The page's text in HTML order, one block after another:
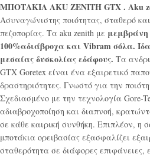
ΜΠΟΤΑΚΙΑ AKU ZENITH GTX . Aku
Ασυναγώνιστης ποιότητας, σταθερό
πεζοπορίας. Τα aku zenith με μεμβράνη
100%αδιάβροχα και Vibram σόλα.
μεσαίας δυσκολίας εδάφους. Τα
GTX Goretex είναι ένα εξαιρετικό
δραστηριότητες. Γνωστό για την
Σχεδιασμένο με την τεχνολογία Gore-
αδιαβροχοποίηση και διαπνοή,
σε κάθε καιρική συνθήκη. Επιπλέον, η
μποτάκια ορειβασίας εξασφαλίζει
σταθερότητα σε διάφορες